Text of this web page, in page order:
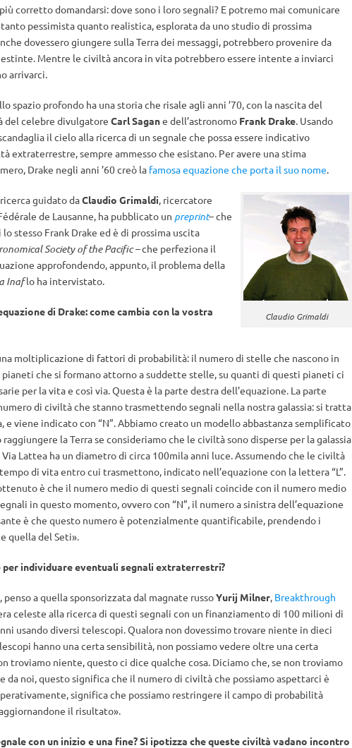
corretto domandarsi: dove sono i loro segnali? E potremo mai comunicare
pessimista quanto realistica, esplorata da uno studio di prossima
dovessero giungere sulla Terra dei messaggi, potrebbero provenire da
Mentre le civiltà ancora in vita potrebbero essere intente a inviarci
arrivarci.
spazio profondo ha una storia che risale agli anni ’70, con la nascita del
del celebre divulgatore Carl Sagane dell’astronomo Frank Drake. Usando
il cielo alla ricerca di un segnale che possa essere indicativo
extraterrestre, sempre ammesso che esistano. Per avere una stima
Drake negli anni ’60 creò la famosa equazione che porta il suo nome.
Claudio Grimaldi
guidato daClaudio Grimaldi, ricercatore
de Lausanne, ha pubblicato un preprint– che
stesso Frank Drake ed è di prossima uscita
Society of the Pacific –che perfeziona il
approfondendo, appunto, il problema della
Inaflo ha intervistato.
di Drake: come cambia con la vostra
moltiplicazione di fattori di probabilità: il numero di stelle che nascono in
pianeti che si formano attorno a suddette stelle, su quanti di questi pianeti ci
per la vita e così via. Questa è la parte destra dell’equazione. La parte
di civiltà che stanno trasmettendo segnali nella nostra galassia: si tratta
e viene indicato con “N”. Abbiamo creato un modello abbastanza semplificato
la Terra se consideriamo che le civiltà sono disperse per la galassia
Via Lattea ha un diametro di circa 100mila anni luce. Assumendo che le civiltà
di vita entro cui trasmettono, indicato nell’equazione con la lettera “L”.
è che il numero medio di questi segnali coincide con il numero medio
in questo momento, ovvero con “N”, il numero a sinistra dell’equazione
è che questo numero è potenzialmente quantificabile, prendendo i
quella del Seti».
individuare eventuali segnali extraterrestri?
a quella sponsorizzata dal magnate russoYurij Milner, Breakthrough
celeste alla ricerca di questi segnali con un finanziamento di 100 milioni di
usando diversi telescopi. Qualora non dovessimo trovare niente in dieci
hanno una certa sensibilità, non possiamo vedere oltre una certa
troviamo niente, questo ci dice qualche cosa. Diciamo che, se non troviamo
da noi, questo significa che il numero di civiltà che possiamo aspettarci è
significa che possiamo restringere il campo di probabilità
il risultato».
con un inizio e una fine? Si ipotizza che queste civiltà vadano incontro